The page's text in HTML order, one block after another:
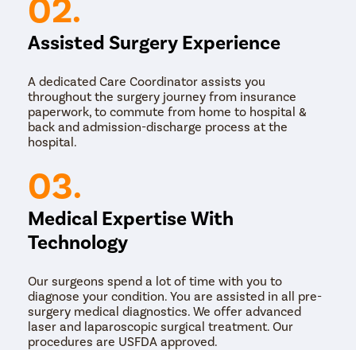
Assisted Surgery Experience
A dedicated Care Coordinator assists you
throughout the surgery journey from insurance
paperwork, to commute from home to hospital &
back and admission-discharge process at the
hospital.
03.
Medical Expertise With
Technology
Our surgeons spend a lot of time with you to
diagnose your condition. You are assisted in all pre-
surgery medical diagnostics. We offer advanced
laser and laparoscopic surgical treatment. Our
procedures are USFDA approved.